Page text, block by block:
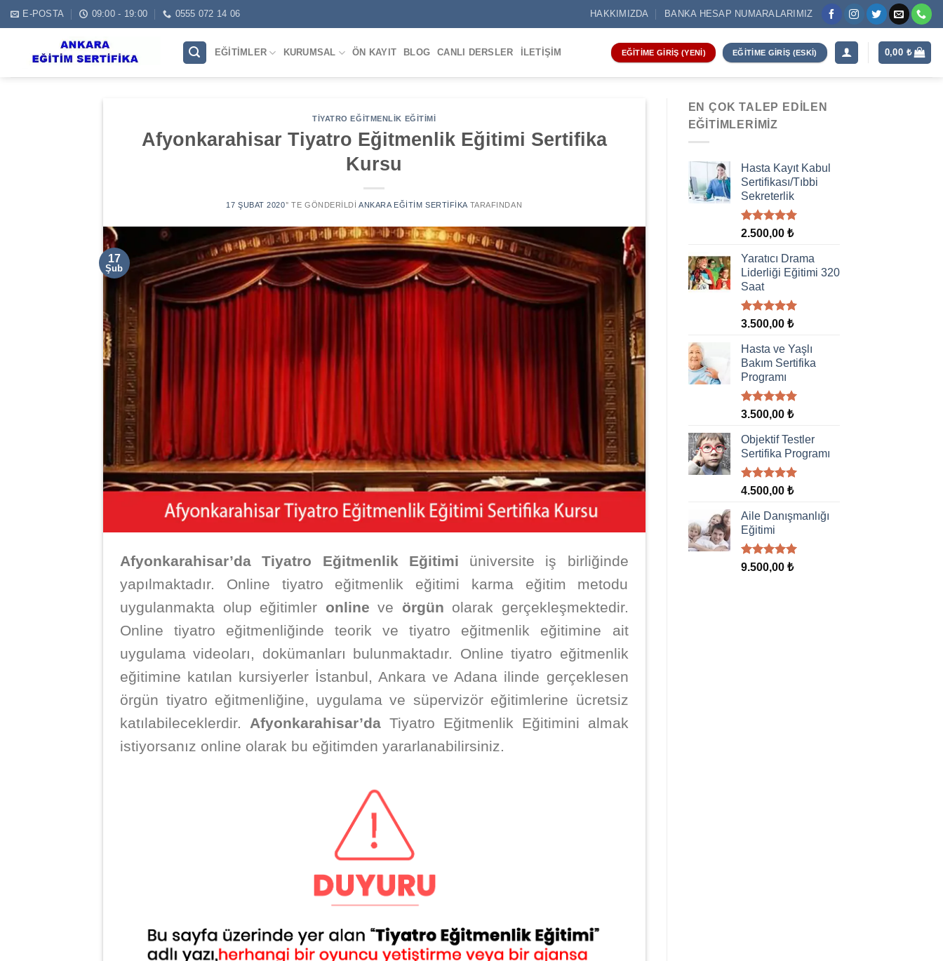
Skip
to
E-POSTA 09:00 - 19:00 0555 072 14 06 HAKKIMIZDA BANKA HESAP NUMARALARIMIZ
EĞITIMLER KURUMSAL ÖN KAYIT BLOG CANLI DERSLER İLETIŞIM EĞITIME GIRIŞ (YENI) EĞITIME GIRIŞ (ESKI) 0,00 ₺
TIYATRO EĞITMENLIK EĞITIMI
Afyonkarahisar Tiyatro Eğitmenlik Eğitimi Sertifika
Kursu
17 ŞUBAT 2020’' TE GÖNDERILDI ANKARA EĞITIM SERTIFIKA TARAFINDAN
17
Şub
Afyonkarahisar’da Tiyatro Eğitmenlik Eğitimi üniversite iş birliğinde
yapılmaktadır. Online tiyatro eğitmenlik eğitimi karma eğitim metodu
uygulanmakta olup eğitimler online ve örgün olarak gerçekleşmektedir.
Online tiyatro eğitmenliğinde teorik ve tiyatro eğitmenlik eğitimine ait
uygulama videoları, dokümanları bulunmaktadır. Online tiyatro eğitmenlik
eğitimine katılan kursiyerler İstanbul, Ankara ve Adana ilinde gerçeklesen
örgün tiyatro eğitmenliğine, uygulama ve süpervizör eğitimlerine ücretsiz
katılabileceklerdir. Afyonkarahisar’daTiyatro Eğitmenlik Eğitimini almak
istiyorsanız online olarak bu eğitimden yararlanabilirsiniz.
EN ÇOK TALEP EDILEN
EĞITIMLERIMIZ
Hasta Kayıt Kabul
Sertifikası/Tıbbi
Sekreterlik
5 üzerinden
oy
aldı
2.500,00 ₺
Yaratıcı Drama
Liderliği Eğitimi 320
Saat
5 üzerinden
oy
aldı
3.500,00 ₺
Hasta ve Yaşlı
Bakım Sertifika
Programı
5 üzerinden
oy
aldı
3.500,00 ₺
Objektif Testler
Sertifika Programı
5 üzerinden
oy
aldı
4.500,00 ₺
Aile Danışmanlığı
Eğitimi
5 üzerinden
oy
9.500,00 ₺